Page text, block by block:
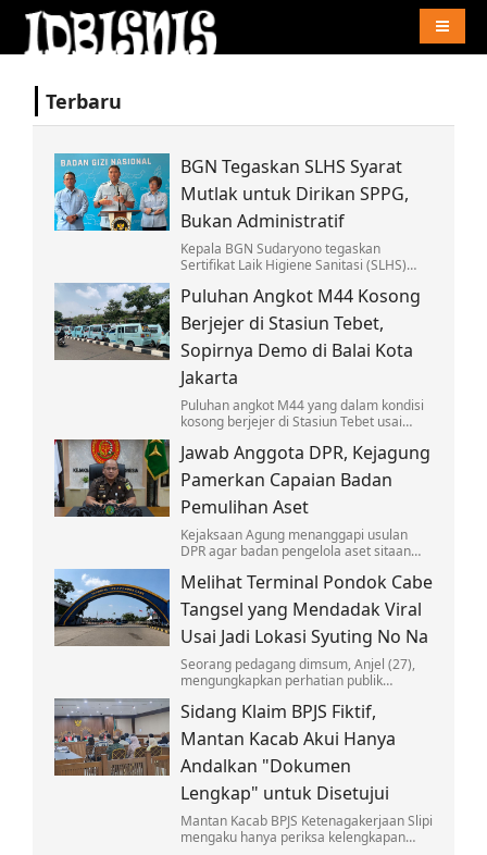
Terbaru
BGN Tegaskan SLHS Syarat
Mutlak untuk Dirikan SPPG,
Bukan Administratif
Kepala BGN Sudaryono tegaskan
Sertifikat Laik Higiene Sanitasi (SLHS)
dapur tak bersertifikat akan ditutup
permanen
Puluhan Angkot M44 Kosong
Berjejer di Stasiun Tebet,
Sopirnya Demo di Balai Kota
Jakarta
Puluhan angkot M44 yang dalam kondisi
kosong berjejer di Stasiun Tebet usai
Kota Jakarta, Kamis (6/8/2026).
Jawab Anggota DPR, Kejagung
Pamerkan Capaian Badan
Pemulihan Aset
Kejaksaan Agung menanggapi usulan
DPR agar badan pengelola aset sitaan
mengklaim kesuksesan Badan Pemulihan
Aset.
Melihat Terminal Pondok Cabe
Tangsel yang Mendadak Viral
Usai Jadi Lokasi Syuting No Na
Seorang pedagang dimsum, Anjel (27),
mengungkapkan perhatian publik
meningkat setelah video dance No Na,
'Honk', viral.
Sidang Klaim BPJS Fiktif,
Mantan Kacab Akui Hanya
Andalkan "Dokumen
Lengkap" untuk Disetujui
Mantan Kacab BPJS Ketenagakerjaan Slipi
mengaku hanya periksa kelengkapan